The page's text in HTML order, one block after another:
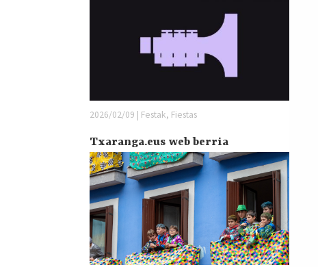
2026/02/09 | Festak, Fiestas
Txaranga.eus web berria